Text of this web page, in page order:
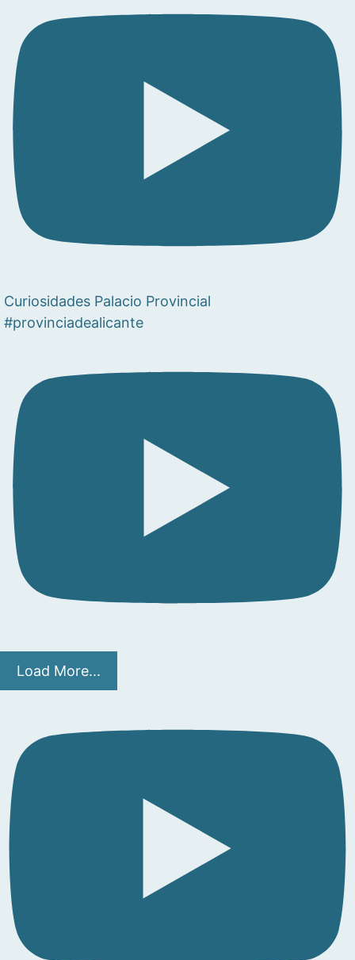
Curiosidades Palacio Provincial
#provinciadealicante
Load More...